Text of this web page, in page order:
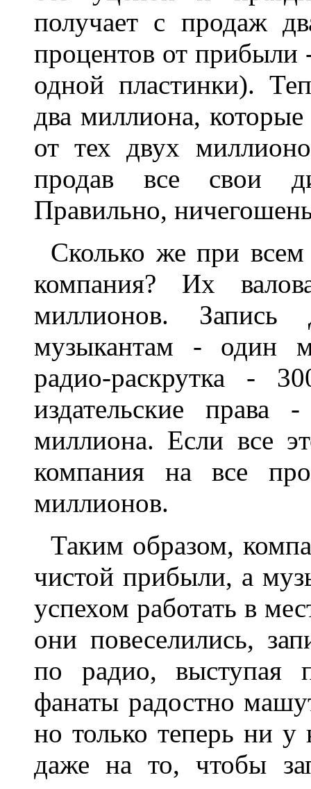
получает с продаж
процентов от прибыли
одной пластинки).
два миллиона,
от тех двух
продав все свои
Правильно,
Сколько же при всем
компания? Их
миллионов.
музыкантам - один
радио-раскрутка -
издательские
миллиона. Если все
компания на все
миллионов.
Таким образом,
чистой прибыли, а
успехом работать в
они повеселились,
по радио, выступая
фанаты радостно
но только теперь ни у
даже на то, чтобы